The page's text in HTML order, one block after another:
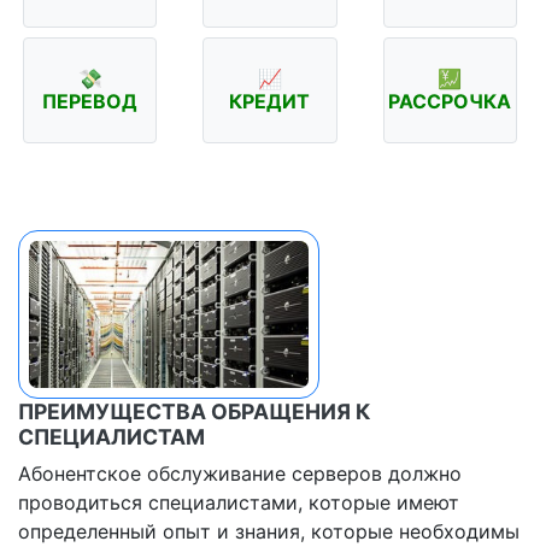
💸
ПЕРЕВОД
📈
КРЕДИТ
💹
РАССРОЧКА
ПРЕИМУЩЕСТВА ОБРАЩЕНИЯ К
СПЕЦИАЛИСТАМ
Абонентское обслуживание серверов должно
проводиться специалистами, которые имеют
определенный опыт и знания, которые необходимы